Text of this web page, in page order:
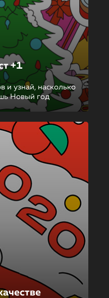
+1
и узнай, насколько
Новый год